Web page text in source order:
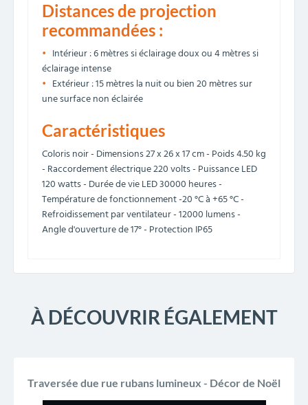
Distances de projection
recommandées :
Intérieur : 6 mètres si éclairage doux ou 4 mètres si
éclairage intense
Extérieur : 15 mètres la nuit ou bien 20 mètres sur
une surface non éclairée
Caractéristiques
Coloris noir - Dimensions 27 x 26 x 17 cm - Poids 4.50 kg
- Raccordement électrique 220 volts - Puissance LED
120 watts - Durée de vie LED 30000 heures -
Température de fonctionnement -20 °C à +65 °C -
Refroidissement par ventilateur - 12000 lumens -
Angle d'ouverture de 17° - Protection IP65
À DÉCOUVRIR ÉGALEMENT
Traversée due rue rubans lumineux - Décor de Noël